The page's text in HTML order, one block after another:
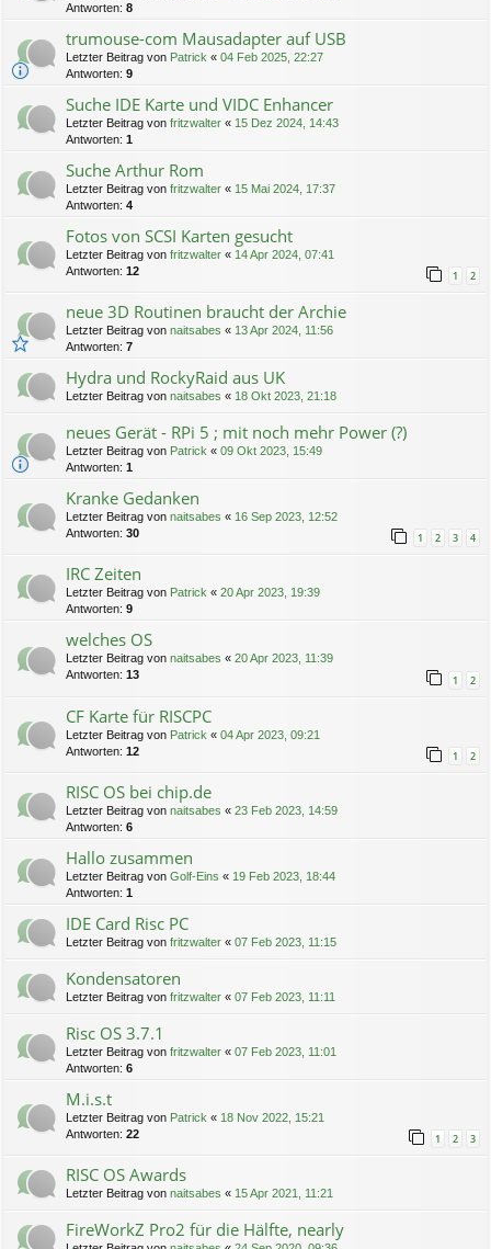
Antworten: 8
trumouse-com Mausadapter auf USB
Letzter Beitrag von Patrick « 04 Feb 2025, 22:27
Antworten: 9
Suche IDE Karte und VIDC Enhancer
Letzter Beitrag von fritzwalter « 15 Dez 2024, 14:43
Antworten: 1
Suche Arthur Rom
Letzter Beitrag von fritzwalter « 15 Mai 2024, 17:37
Antworten: 4
Fotos von SCSI Karten gesucht
Letzter Beitrag von fritzwalter « 14 Apr 2024, 07:41
Antworten: 12 1 2
neue 3D Routinen braucht der Archie
Letzter Beitrag von naitsabes « 13 Apr 2024, 11:56
Antworten: 7
Hydra und RockyRaid aus UK
Letzter Beitrag von naitsabes « 18 Okt 2023, 21:18
neues Gerät - RPi 5 ; mit noch mehr Power (?)
Letzter Beitrag von Patrick « 09 Okt 2023, 15:49
Antworten: 1
Kranke Gedanken
Letzter Beitrag von naitsabes « 16 Sep 2023, 12:52
Antworten: 30 1 2 3 4
IRC Zeiten
Letzter Beitrag von Patrick « 20 Apr 2023, 19:39
Antworten: 9
welches OS
Letzter Beitrag von naitsabes « 20 Apr 2023, 11:39
Antworten: 13 1 2
CF Karte für RISCPC
Letzter Beitrag von Patrick « 04 Apr 2023, 09:21
Antworten: 12 1 2
RISC OS bei chip.de
Letzter Beitrag von naitsabes « 23 Feb 2023, 14:59
Antworten: 6
Hallo zusammen
Letzter Beitrag von Golf-Eins « 19 Feb 2023, 18:44
Antworten: 1
IDE Card Risc PC
Letzter Beitrag von fritzwalter « 07 Feb 2023, 11:15
Kondensatoren
Letzter Beitrag von fritzwalter « 07 Feb 2023, 11:11
Risc OS 3.7.1
Letzter Beitrag von fritzwalter « 07 Feb 2023, 11:01
Antworten: 6
M.i.s.t
Letzter Beitrag von Patrick « 18 Nov 2022, 15:21
Antworten: 22 1 2 3
RISC OS Awards
Letzter Beitrag von naitsabes « 15 Apr 2021, 11:21
FireWorkZ Pro2 für die Hälfte, nearly